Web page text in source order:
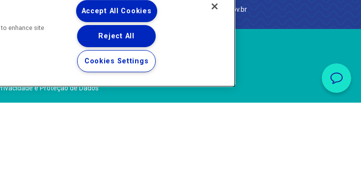
ouvidoria.agenersa@gmail.com http://www.agenersa.rj.gov.br
® 2026 - Todos os Direitos Reservados.
e Proteção de Dados
enhance site
Accept All Cookies
Reject All
Cookies Settings